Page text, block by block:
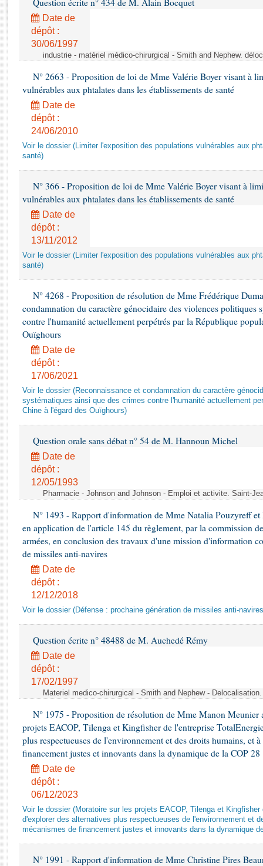
Rapports d'enquête
Rapports législatifs
Rapports sur l'application des lois
Baromètre de l’application des lois
Dossiers législatifs
Budget et sécurité sociale
Questions écrites et orales
Comptes rendus des débats
Question écrite n° 434 de M. Alain Bocquet
Date de
dépôt :
30/06/1997
industrie - matériel médico-chirurgical - Smith and Nephew.
N° 2663 - Proposition de loi de Mme Valérie Boyer visant à
vulnérables aux phtalates dans les établissements de santé
Date de
dépôt :
24/06/2010
Voir le dossier (Limiter l'exposition des populations vulnérables aux
santé)
N° 366 - Proposition de loi de Mme Valérie Boyer visant à
vulnérables aux phtalates dans les établissements de santé
Date de
dépôt :
13/11/2012
Voir le dossier (Limiter l'exposition des populations vulnérables aux
santé)
N° 4268 - Proposition de résolution de Mme Frédérique
condamnation du caractère génocidaire des violences politiques
contre l'humanité actuellement perpétrés par la République
Ouïghours
Date de
dépôt :
17/06/2021
Voir le dossier (Reconnaissance et condamnation du caractère
systématiques ainsi que des crimes contre l'humanité actuellement
Chine à l'égard des Ouïghours)
Question orale sans débat n° 54 de M. Hannoun Michel
Date de
dépôt :
12/05/1993
Pharmacie - Johnson and Johnson - Emploi et activite. Saint-
N° 1493 - Rapport d'information de Mme Natalia Pouzyreff
en application de l'article 145 du règlement, par la commission
armées, en conclusion des travaux d'une mission d'information
de missiles anti-navires
Date de
dépôt :
12/12/2018
Voir le dossier (Défense : prochaine génération de missiles anti-
Question écrite n° 48488 de M. Auchedé Rémy
Date de
dépôt :
17/02/1997
Materiel medico-chirurgical - Smith and Nephew -
N° 1975 - Proposition de résolution de Mme Manon Meunier
projets EACOP, Tilenga et Kingfisher de l'entreprise
plus respectueuses de l'environnement et des droits humains, et
financement justes et innovants dans la dynamique de la COP 28
Date de
dépôt :
06/12/2023
Voir le dossier (Moratoire sur les projets EACOP, Tilenga et
d'explorer des alternatives plus respectueuses de l'environnement et
mécanismes de financement justes et innovants dans la dynamique
N° 1991 - Rapport d'information de Mme Christine Pires